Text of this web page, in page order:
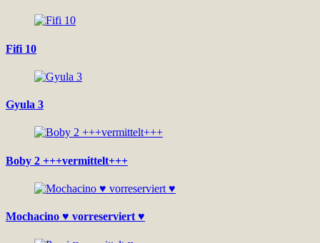
Fifi 10
Gyula 3
Boby 2 +++vermittelt+++
Mochacino ♥ vorreserviert ♥